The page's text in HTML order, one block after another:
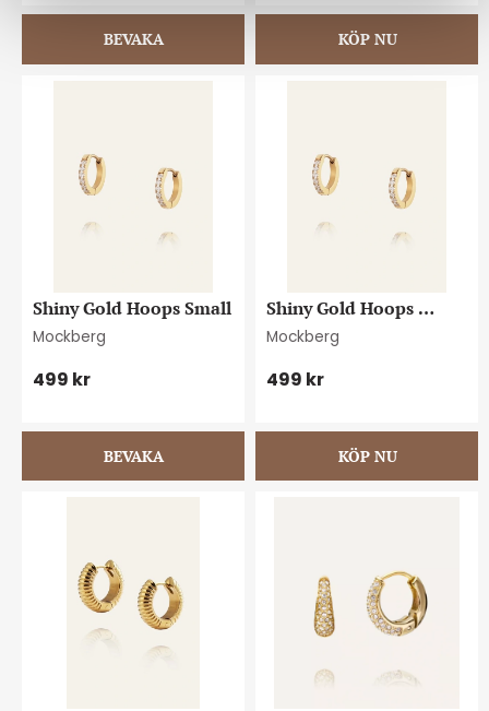
Shiny Gold Hoops Small
Mockberg
499 kr
Shiny Gold Hoops
Medium
Mockberg
499 kr